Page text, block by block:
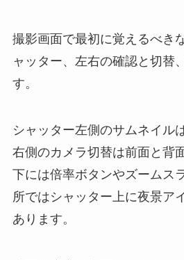
撮影画面で最初に覚えるべき
ャッター、左右の確認と切替
す。
シャッター左側のサムネイル
右側のカメラ切替は前面と背
下には倍率ボタンやズームス
所ではシャッター上に夜景ア
あります。